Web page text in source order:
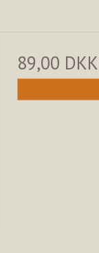
89,00 DKK